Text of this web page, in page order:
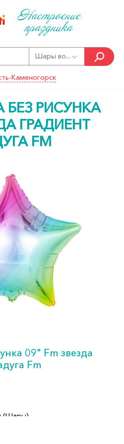
Настроение
праздника
Шары во...
Каменогорск
РИСУНКА
ГРАДИЕНТ
FM
09" Fm звезда
Fm
(Шары)